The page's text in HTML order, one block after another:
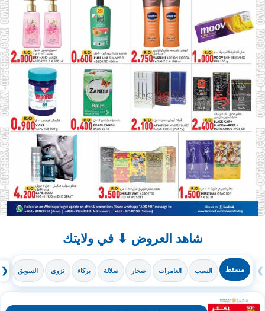
شاهد العروض ⬇ في ولايتك
❮ مسقط السيب العامرات صحار صلالة بركاء نزوى السويق ❯